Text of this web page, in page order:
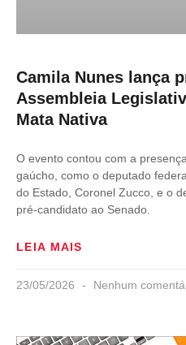
Camila Nunes lança
Assembleia
Mata Nativa
O evento contou com a
gaúcho, como o deputado
do Estado, Coronel Zucco, e o
pré-candidato ao Senado.
LEIA MAIS
23/05/2026 Nenhum